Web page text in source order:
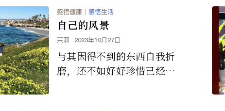
感悟健康 ｜ 感悟生活
自己的风景
茉莉 2023年10月27日
与其因得不到的东西自我折
磨，还不如好好珍惜已经拥